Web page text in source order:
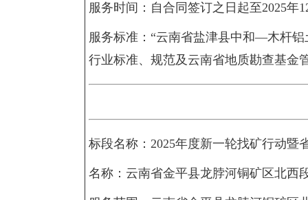
服务时间：自合同签订之日起至2025年
服务标准：“云南省盐津县中和—木杆
行业标准、规范及云南省地质勘查基金
标段名称：2025年度新一轮找矿行动暨
名称：云南省金平县龙脖河铜矿区北西